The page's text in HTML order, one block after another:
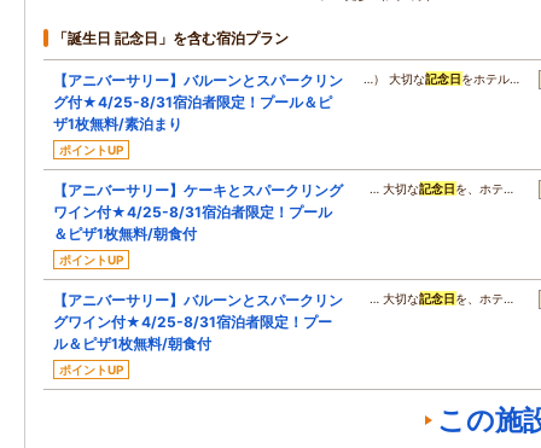
「誕生日 記念日」を含む宿泊プラン
【アニバーサリー】バルーンとスパークリン
グ付★4/25-8/31宿泊者限定！プール＆ピ
ザ1枚無料/素泊まり
ポイントUP
…） 大切な記念日 をホテル…
【アニバーサリー】ケーキとスパークリング
ワイン付★4/25-8/31宿泊者限定！プール
＆ピザ1枚無料/朝食付
ポイントUP
… 大切な記念日 を、ホテ…
【アニバーサリー】バルーンとスパークリン
グワイン付★4/25-8/31宿泊者限定！プー
ル＆ピザ1枚無料/朝食付
ポイントUP
… 大切な記念日 を、ホテ…
この施